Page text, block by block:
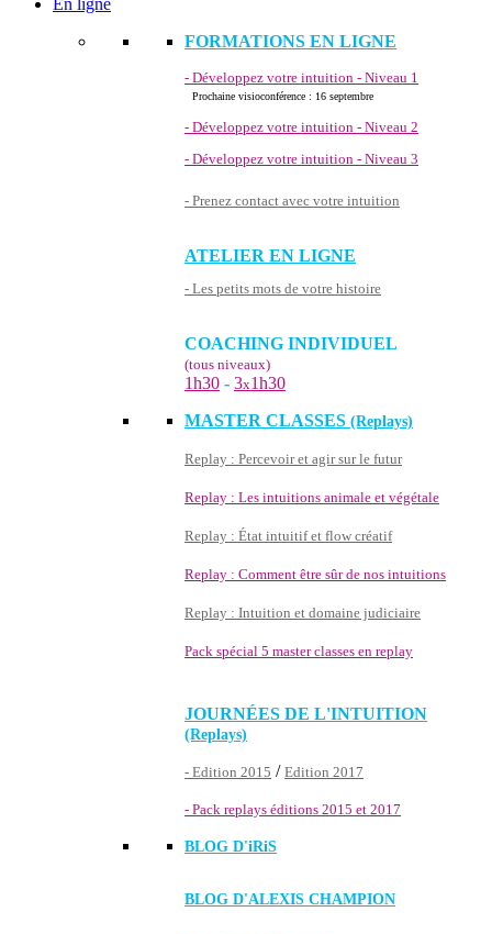
En ligne
FORMATIONS EN LIGNE
- Développez votre intuition - Niveau 1
Prochaine visioconférence : 16 septembre
- Développez votre intuition - Niveau 2
- Développez votre intuition - Niveau 3
- Prenez contact avec votre intuition
ATELIER EN LIGNE
- Les petits mots de votre histoire
COACHING INDIVIDUEL
(tous niveaux)
1h30 - 3x1h30
MASTER CLASSES (Replays)
Replay : Percevoir et agir sur le futur
Replay : Les intuitions animale et végétale
Replay : État intuitif et flow créatif
Replay : Comment être sûr de nos intuitions
Replay : Intuition et domaine judiciaire
Pack spécial 5 master classes en replay
JOURNÉES DE L'INTUITION
(Replays)
- Edition 2015 / Edition 2017
- Pack replays éditions 2015 et 2017
BLOG D'iRiS
BLOG D'ALEXIS CHAMPION